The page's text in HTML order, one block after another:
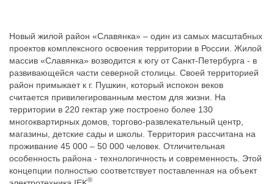
Новый жилой район «Славянка» – один из самых масштабных
проектов комплексного освоения территории в России. Жилой
массив «Славянка» возводится к югу от Санкт-Петербурга - в
развивающейся части северной столицы. Своей территорией
район примыкает к г. Пушкин, который испокон веков
считается привилегированным местом для жизни. На
территории в 220 гектар уже построено более 130
многоквартирных домов, торгово-развлекательный центр,
магазины, детские сады и школы. Территория рассчитана на
проживание 45 000 – 50 000 человек. Отличительная
особенность района - технологичность и современность. Этой
концепции полностью соответствует поставленная на объект
®